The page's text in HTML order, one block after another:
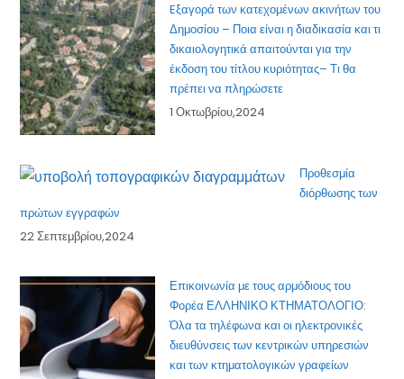
Eξαγορά των κατεχομένων ακινήτων του
Δημοσίου – Ποια είναι η διαδικασία και τι
δικαιολογητικά απαιτούνται για την
έκδοση του τίτλου κυριότητας– Τι θα
πρέπει να πληρώσετε
1 Οκτωβρίου,2024
Προθεσμία
διόρθωσης των
πρώτων εγγραφών
22 Σεπτεμβρίου,2024
Επικοινωνία με τους αρμόδιους του
Φορέα ΕΛΛΗΝΙΚΟ ΚΤΗΜΑΤΟΛΟΓΙΟ:
Όλα τα τηλέφωνα και οι ηλεκτρονικές
διευθύνσεις των κεντρικών υπηρεσιών
και των κτηματολογικών γραφείων